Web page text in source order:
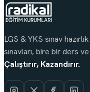
LGS & YKS sınav
sınavları, bire bir ders
Çalıştırır, Kazandırır.